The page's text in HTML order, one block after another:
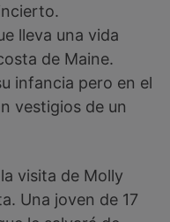
lleva una vida
de Maine.
infancia pero en el
vestigios de un
visita de Molly
Una joven de 17